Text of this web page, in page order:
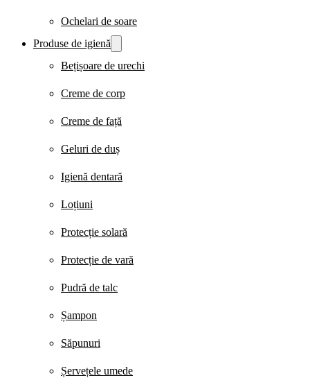
Ochelari de soare
Produse de igienă
Bețișoare de urechi
Creme de corp
Creme de față
Geluri de duș
Igienă dentară
Loțiuni
Protecție solară
Protecție de vară
Pudră de talc
Șampon
Săpunuri
Șervețele umede